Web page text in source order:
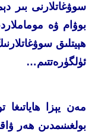
سوۋغاتلارنى بىر
بوۋام ۋە
ھېيتلىق
ئۈلگۈرەتتىم…
مەن يېزا
بولغىنىمدىن ھەر